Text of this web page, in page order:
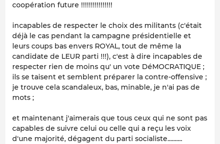
coopération future !!!!!!!!!!!!!!!!
incapables de respecter le choix des militants (c'était
déjà le cas pendant la campagne présidentielle et
leurs coups bas envers ROYAL, tout de même la
candidate de LEUR parti !!!), c'est à dire incapables de
respecter rien de moins qu' un vote DéMOCRATIQUE ;
ils se taisent et semblent préparer la contre-offensive ;
je trouve cela scandaleux, bas, minable, je n'ai pas de
mots ;
et maintenant j'aimerais que tous ceux qui ne sont pas
capables de suivre celui ou celle qui a reçu les voix
d'une majorité, dégagent du parti socialiste..........